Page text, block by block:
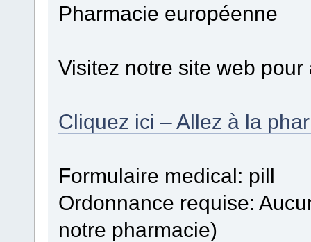
Pharmacie européenne
Visitez notre site web
Cliquez ici – Allez à la
Formulaire medical: pill
Ordonnance requise:
notre pharmacie)